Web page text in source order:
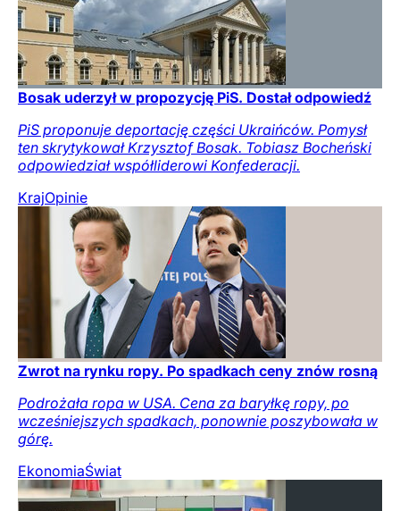
Bosak uderzył w propozycję PiS. Dostał odpowiedź
PiS proponuje deportację części Ukraińców. Pomysł
ten skrytykował Krzysztof Bosak. Tobiasz Bocheński
odpowiedział współliderowi Konfederacji.
KrajOpinie
Zwrot na rynku ropy. Po spadkach ceny znów rosną
Podrożała ropa w USA. Cena za baryłkę ropy, po
wcześniejszych spadkach, ponownie poszybowała w
górę.
EkonomiaŚwiat